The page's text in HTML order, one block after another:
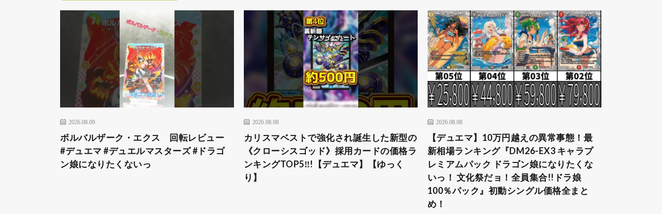
2026.08.09
ボルバルザーク・エクス 回転レビュー
#デュエマ #デュエルマスターズ #ドラゴ
ン娘になりたくないっ
2026.08.08
カリスマベストで強化され誕生した新型の
《クローシスゴッド》採用カードの価格ラ
ンキングTOP5‼!【デュエマ】【ゆっく
り】
2026.08.08
【デュエマ】10万円越えの異常事態！最
新相場ランキング『DM26-EX3 キャラプ
レミアムパック ドラゴン娘になりたくな
いっ！ 文化祭だョ！全員集合!!ドラ娘
100％パック』初動シングル価格全まと
め！